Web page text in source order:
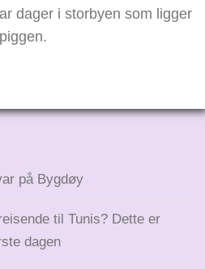
dager i storbyen som ligger
på Bygdøy
til Tunis? Dette er
dagen